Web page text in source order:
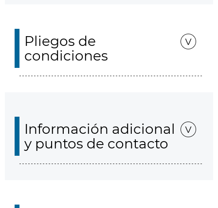
Pliegos de
condiciones
Información adicional
y puntos de contacto